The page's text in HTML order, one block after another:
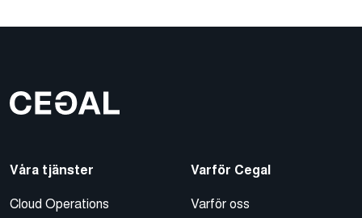
Våra tjänster
Cloud Operations
Varför Cegal
Varför oss